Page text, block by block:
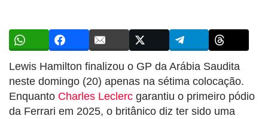
Lewis Hamilton finalizou o GP da Arábia Saudita
neste domingo (20) apenas na sétima colocação.
Enquanto Charles Leclerc garantiu o primeiro pódio
da Ferrari em 2025, o britânico diz ter sido uma